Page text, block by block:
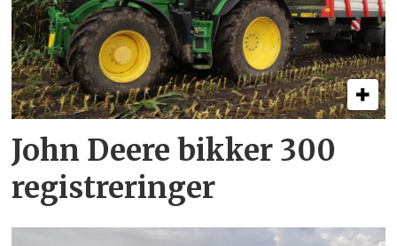
John Deere bikker 300
registreringer